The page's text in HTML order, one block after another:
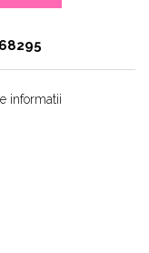
informatii